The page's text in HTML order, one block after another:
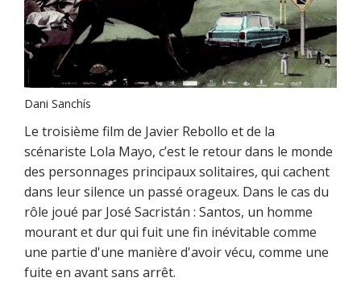
Dani Sanchís
Le troisième film de Javier Rebollo et de la
scénariste Lola Mayo, c’est le retour dans le monde
des personnages principaux solitaires, qui cachent
dans leur silence un passé orageux. Dans le cas du
rôle joué par José Sacristán : Santos, un homme
mourant et dur qui fuit une fin inévitable comme
une partie d'une manière d'avoir vécu, comme une
fuite en avant sans arrêt.